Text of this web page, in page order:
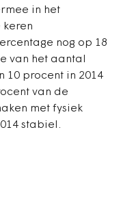
in het
nog op 18
van het aantal
10 procent in 2014
van de
met fysiek
stabiel.